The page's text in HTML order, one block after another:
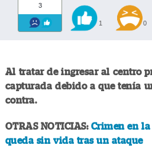
3
1 0
Al tratar de ingresar al centro
capturada debido a que tenía
contra.
OTRAS NOTICIAS: Crimen en la
queda sin vida tras un ataque